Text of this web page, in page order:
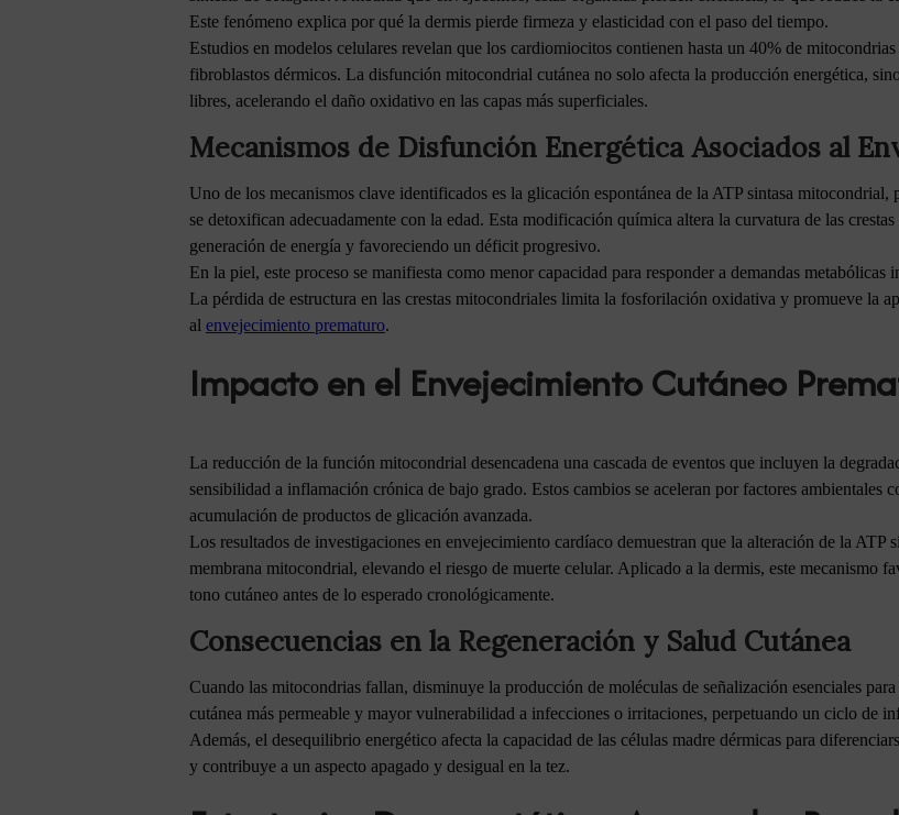
Este fenómeno explica por qué la dermis pierde firmeza y elasticidad con el paso del tiempo.
Estudios en modelos celulares revelan que los cardiomiocitos contienen hasta un 40% de
fibroblastos dérmicos. La disfunción mitocondrial cutánea no solo afecta la producción energética,
libres, acelerando el daño oxidativo en las capas más superficiales.
Mecanismos de Disfunción Energética Asociados al
Uno de los mecanismos clave identificados es la glicación espontánea de la ATP sintasa
se detoxifican adecuadamente con la edad. Esta modificación química altera la curvatura de las
generación de energía y favoreciendo un déficit progresivo.
En la piel, este proceso se manifiesta como menor capacidad para responder a demandas
La pérdida de estructura en las crestas mitocondriales limita la fosforilación oxidativa y promueve la
al envejecimiento prematuro.
Impacto en el Envejecimiento Cutáneo
La reducción de la función mitocondrial desencadena una cascada de eventos que incluyen la
sensibilidad a inflamación crónica de bajo grado. Estos cambios se aceleran por factores
acumulación de productos de glicación avanzada.
Los resultados de investigaciones en envejecimiento cardíaco demuestran que la alteración de la ATP
membrana mitocondrial, elevando el riesgo de muerte celular. Aplicado a la dermis, este mecanismo
tono cutáneo antes de lo esperado cronológicamente.
Consecuencias en la Regeneración y Salud Cutánea
Cuando las mitocondrias fallan, disminuye la producción de moléculas de señalización esenciales
cutánea más permeable y mayor vulnerabilidad a infecciones o irritaciones, perpetuando un ciclo de
Además, el desequilibrio energético afecta la capacidad de las células madre dérmicas para
y contribuye a un aspecto apagado y desigual en la tez.